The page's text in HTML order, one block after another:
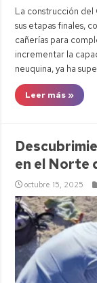
La construcción
sus etapas finales,
cañerías para
incrementar la
neuquina, ya ha
Leer más »
en el Norte
octubre 15, 2025